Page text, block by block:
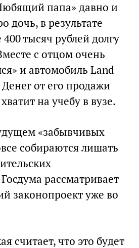
папа» давно и
дочь, в результате
тысяч рублей долгу
с отцом очень
и автомобиль Land
Денег от его продажи
на учебу в вузе.
«забывчивых
собираются лишать
рассматривает
законопроект уже во
считает, что это будет